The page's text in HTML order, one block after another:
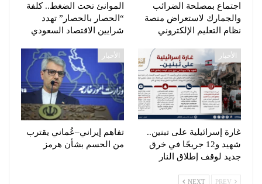
اجتماع بمصلحة الضرائب
والجمارك لاستعراض منصة
نظام التعليم الإلكتروني
الموانئ تحت الضغط.. كلفة
“الحصار بالحصار” تهدد
شرايين الاقتصاد السعودي
الأخبار
غارة إسرائيلية على تبنين..
شهيد و12 جريحًا في خرق
جديد لوقف إطلاق النار
الأخبار
تفاهم إيراني–عُماني يقترب
من الحسم بشأن هرمز
NEXT